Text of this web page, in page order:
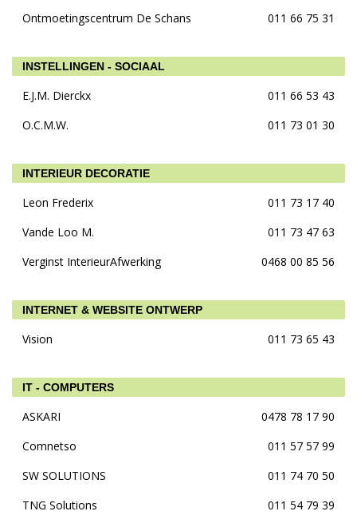
Ontmoetingscentrum De Schans 011 66 75 31
INSTELLINGEN - SOCIAAL
E.J.M. Dierckx
011 66 53 43
O.C.M.W.
011 73 01 30
INTERIEUR DECORATIE
Leon Frederix
011 73 17 40
Vande Loo M.
011 73 47 63
Verginst InterieurAfwerking
0468 00 85 56
INTERNET & WEBSITE ONTWERP
Vision 011 73 65 43
IT - COMPUTERS
ASKARI
0478 78 17 90
Comnetso
011 57 57 99
SW SOLUTIONS
011 74 70 50
TNG Solutions
011 54 79 39